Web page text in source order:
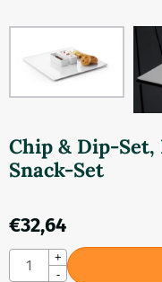
Chip & Dip-
Snack-Set
€32,64
Anzahl
+
-